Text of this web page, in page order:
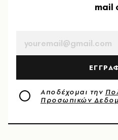
mail
Αποδέχομαι την
Προσωπικών